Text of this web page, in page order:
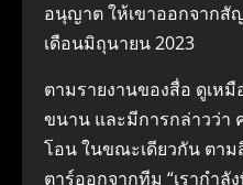
อนุญาต ให้เขาออกจาก
เดือนมิถุนายน 2023
ตามรายงานของสื่อ ดูเห
ขนาน และมีการกล่าวว่า
โอน ในขณะเดียวกัน ตา
ตาร์ออกจากทีม “เรากำ